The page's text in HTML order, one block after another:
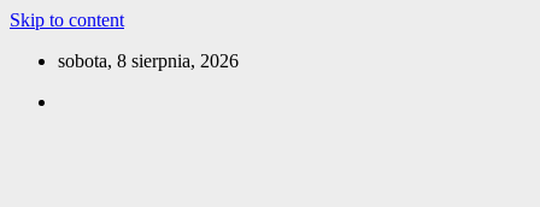
Skip to content
sobota, 8 sierpnia, 2026